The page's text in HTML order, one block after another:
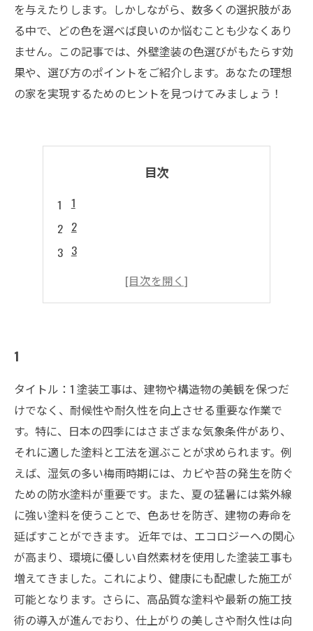
を与えたりします。しかしながら、数多くの選択肢があ
る中で、どの色を選べば良いのか悩むことも少なくあり
ません。この記事では、外壁塗装の色選びがもたらす効
果や、選び方のポイントをご紹介します。あなたの理想
の家を実現するためのヒントを見つけてみましょう！
目次
1
2
3
1
タイトル：1 塗装工事は、建物や構造物の美観を保つだ
けでなく、耐候性や耐久性を向上させる重要な作業で
す。特に、日本の四季にはさまざまな気象条件があり、
それに適した塗料と工法を選ぶことが求められます。例
えば、湿気の多い梅雨時期には、カビや苔の発生を防ぐ
ための防水塗料が重要です。また、夏の猛暑には紫外線
に強い塗料を使うことで、色あせを防ぎ、建物の寿命を
延ばすことができます。 近年では、エコロジーへの関心
が高まり、環境に優しい自然素材を使用した塗装工事も
増えてきました。これにより、健康にも配慮した施工が
可能となります。さらに、高品質な塗料や最新の施工技
術の導入が進んでおり、仕上がりの美しさや耐久性は向